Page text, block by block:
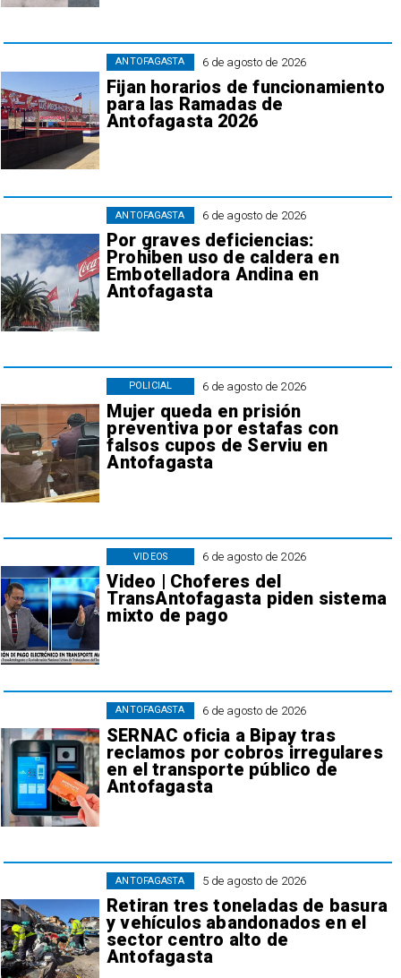
6 de agosto de 2026
Fijan horarios de funcionamiento
para las Ramadas de
Antofagasta 2026
ANTOFAGASTA
6 de agosto de 2026
Por graves deficiencias:
Prohiben uso de caldera en
Embotelladora Andina en
Antofagasta
ANTOFAGASTA
6 de agosto de 2026
Mujer queda en prisión
preventiva por estafas con
falsos cupos de Serviu en
Antofagasta
POLICIAL
6 de agosto de 2026
Video | Choferes del
TransAntofagasta piden sistema
mixto de pago
VIDEOS
6 de agosto de 2026
SERNAC oficia a Bipay tras
reclamos por cobros irregulares
en el transporte público de
Antofagasta
ANTOFAGASTA
5 de agosto de 2026
Retiran tres toneladas de basura
y vehículos abandonados en el
sector centro alto de
Antofagasta
ANTOFAGASTA